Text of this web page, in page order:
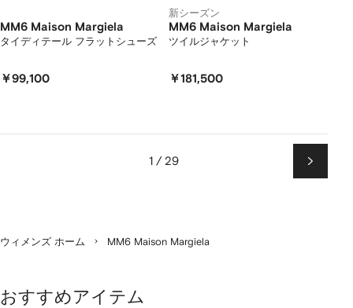
MM6 Maison Margiela
タイディテール フラットシューズ
￥99,100
新シーズン
MM6 Maison Margiela
ツイルジャケット
￥181,500
1 / 29
次
ペ
ウィメンズ ホーム MM6 Maison Margiela
おすすめアイテム